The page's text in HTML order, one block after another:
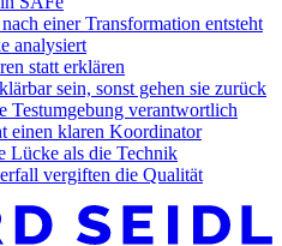
einer Transformation entsteht
analysiert
statt erklären
sein, sonst gehen sie zurück
Testumgebung verantwortlich
einen klaren Koordinator
Lücke als die Technik
vergiften die Qualität